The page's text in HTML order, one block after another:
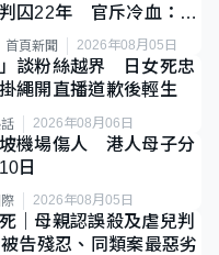
囚22年 官斥冷血：同
首頁新聞 2026年08月05日
談粉絲越界 日女死忠
繩開直播道歉後輕生
2026年08月06日
機場傷人 港人母子分
日
2026年08月05日
｜母親認誤殺及虐兒判
告殘忍、同類案最惡劣